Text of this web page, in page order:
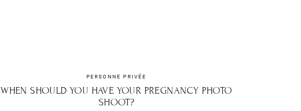
PERSONNE PRIVÉE
WHEN SHOULD YOU HAVE YOUR PREGNANCY PHOTO
SHOOT?